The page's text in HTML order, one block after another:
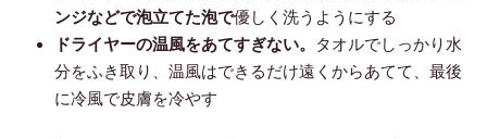
ンジなどで泡立てた泡で優しく洗うようにする
ドライヤーの温風をあてすぎない。
タオルでしっかり水
分をふき取り、温風はできるだけ遠くからあてて、最後
に冷風で皮膚を冷やす